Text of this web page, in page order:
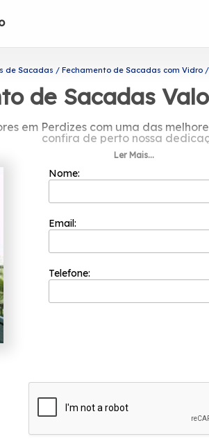
de Sacadas Fechamento de Sacadas com Vidro
de Sacadas
em Perdizes com uma das
confira de perto nossa
valores em Perdizes, Você
e ter suas necessidades
em contato conosco, você poderá
Ler Mais...
Nome:
Email:
Telefone: